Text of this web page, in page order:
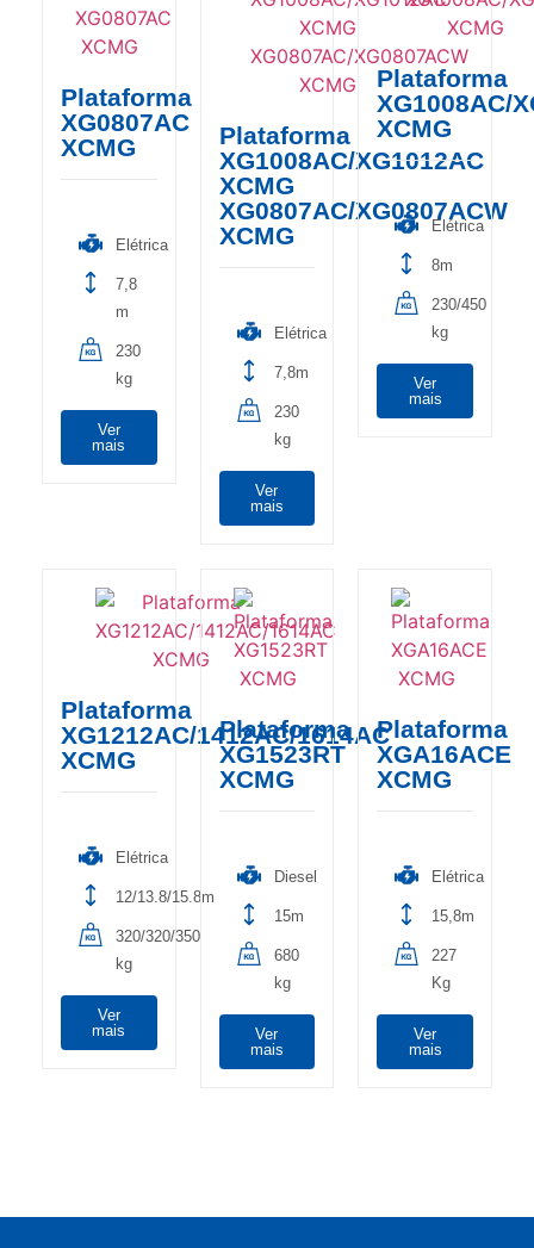
Plataforma
XG0807AC
XCMG
Elétrica
7,8
m
230
kg
Ver
mais
Plataforma
XG1008AC/XG1012AC
XCMG
XG0807AC/XG0807ACW
XCMG
Elétrica
7,8m
230
kg
Ver
mais
Plataforma
XG1008AC/
XCMG
Elétrica
8m
230/450
kg
Ver
mais
Plataforma
XG1212AC/1412AC/1614AC
XCMG
Elétrica
12/13.8/15.8m
320/320/350
kg
Ver
mais
Plataforma
XG1523RT
XCMG
Diesel
15m
680
kg
Ver
mais
Plataforma
XGA16ACE
XCMG
Elétrica
15,8m
227
Kg
Ver
mais